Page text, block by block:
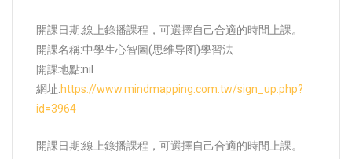
開課日期:線上錄播課程，可選擇自己合適的時間上課。
開課名稱:中學生心智圖(思维导图)學習法
開課地點:nil
網址:https://www.mindmapping.com.tw/sign_up.php?
id=3964
開課日期:線上錄播課程，可選擇自己合適的時間上課。